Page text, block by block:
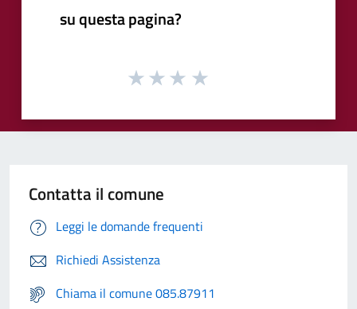
su questa pagina?
Contatta il comune
Leggi le domande frequenti
Richiedi Assistenza
Chiama il comune 085.87911